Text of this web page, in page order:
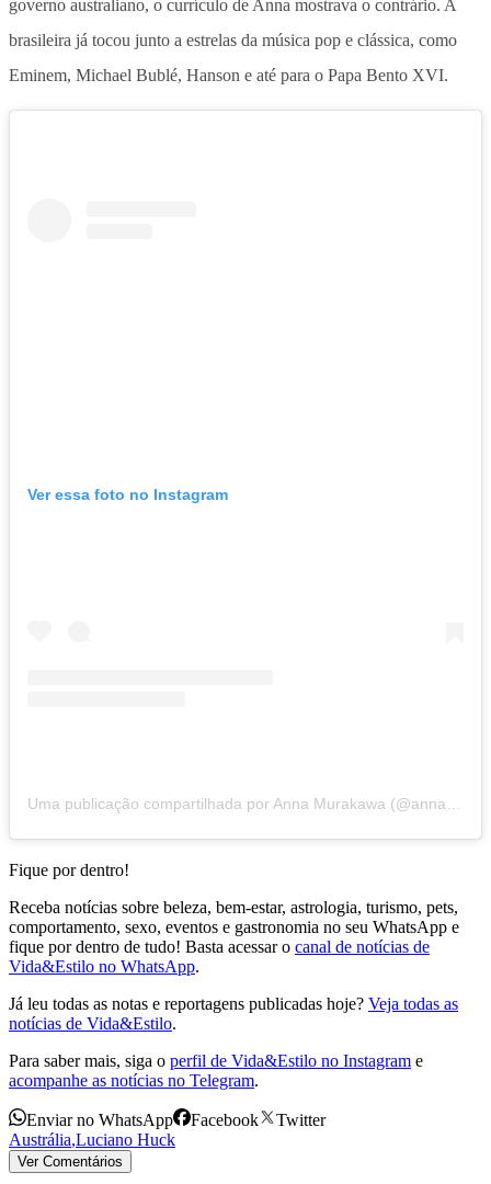
governo australiano, o currículo de Anna mostrava o contrário. A
brasileira já tocou junto a estrelas da música pop e clássica, como
Eminem, Michael Bublé, Hanson e até para o Papa Bento XVI.
Ver essa foto no Instagram
Fique por dentro!
Receba notícias sobre beleza, bem-estar, astrologia, turismo, pets,
comportamento, sexo, eventos e gastronomia no seu WhatsApp e
fique por dentro de tudo! Basta acessar o canal de notícias de
Vida&Estilo no WhatsApp.
Já leu todas as notas e reportagens publicadas hoje? Veja todas as
notícias de Vida&Estilo.
Para saber mais, siga o perfil de Vida&Estilo no Instagram e
acompanhe as notícias no Telegram.
Enviar no WhatsApp Facebook
Twitter
Austrália,Luciano Huck
Ver Comentários